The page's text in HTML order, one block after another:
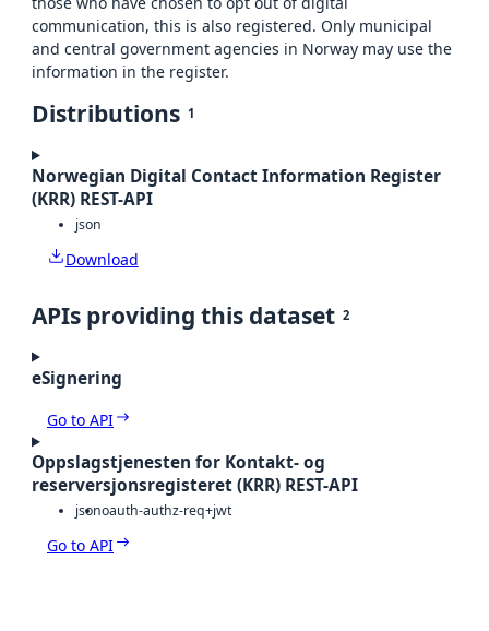
communication, this is also registered. Only municipal
and central government agencies in Norway may use the
information in the register.
Distributions 1
Norwegian Digital Contact Information Register
(KRR) REST-API
json
Download
APIs providing this dataset 2
eSignering
Go to API
Oppslagstjenesten for Kontakt- og
reserversjonsregisteret (KRR) REST-API
jsonoauth-authz-req+jwt
Go to API